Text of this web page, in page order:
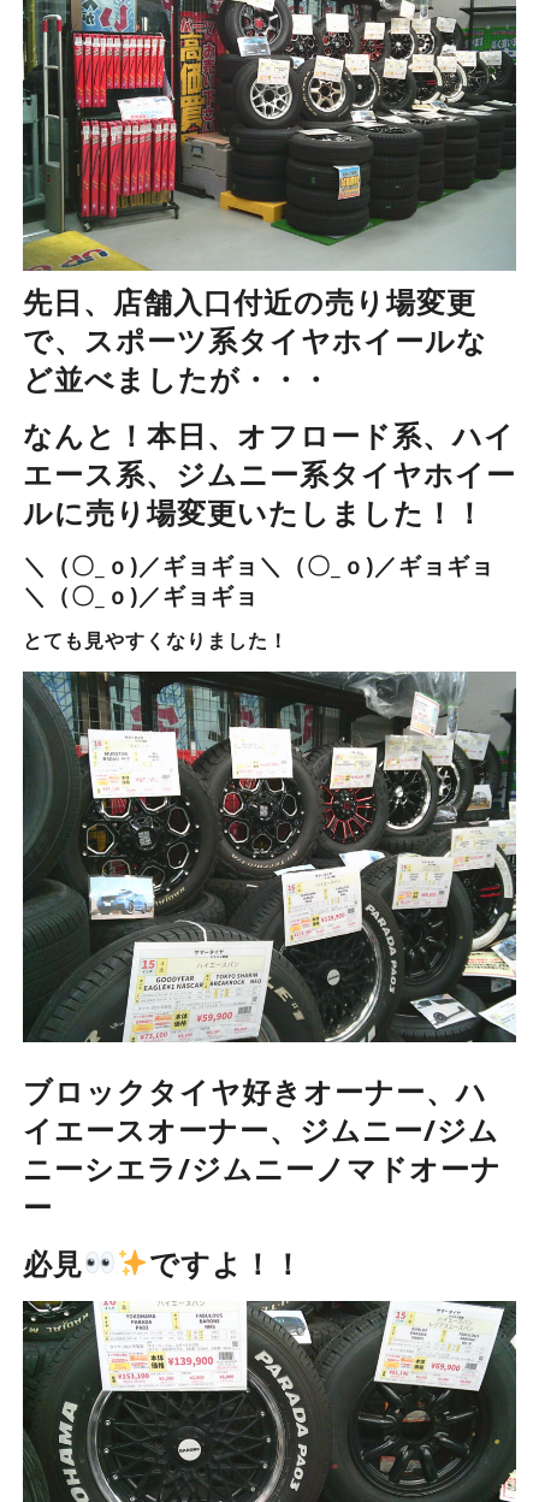
先日、店舗入口付近の売り場変更
で、スポーツ系タイヤホイールな
ど並べましたが・・・
なんと！本日、オフロード系、ハイ
エース系、ジムニー系タイヤホイー
ルに売り場変更いたしました！！
＼（〇_ｏ)／ギョギョ＼（〇_ｏ)／ギョギョ
＼（〇_ｏ)／ギョギョ
とても見やすくなりました！
ブロックタイヤ好きオーナー、ハ
イエースオーナー、ジムニー/ジム
ニーシエラ/ジムニーノマドオーナ
ー
必見
ですよ！！